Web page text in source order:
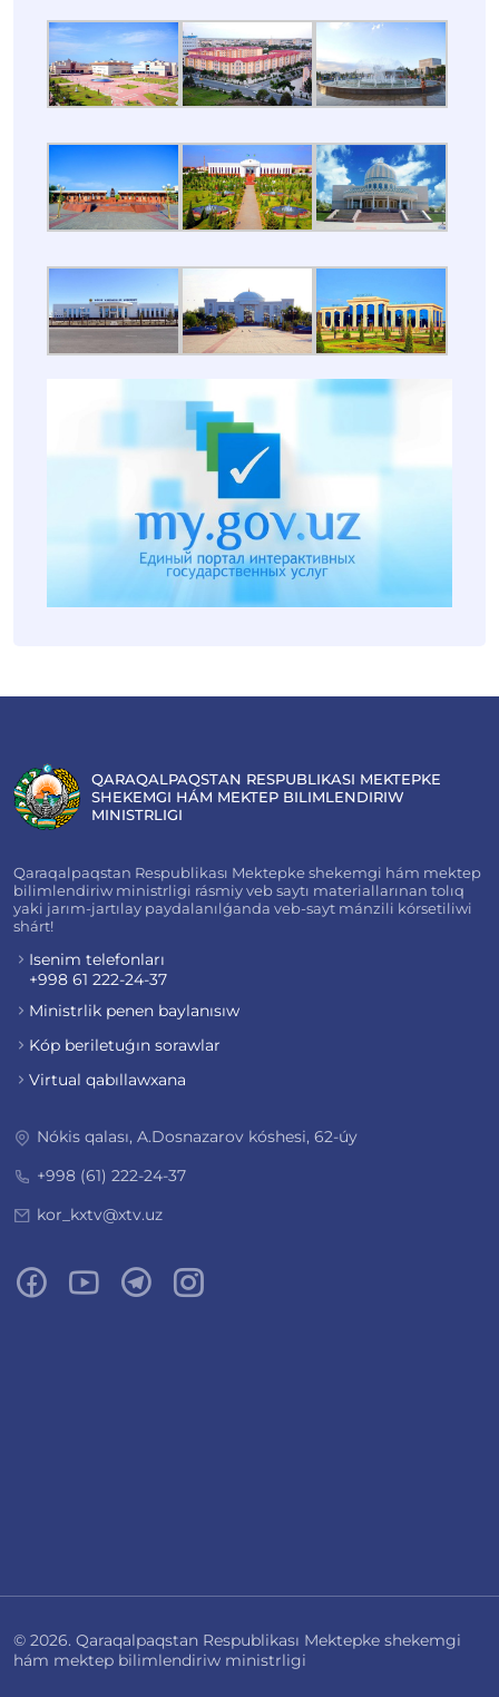
QARAQALPAQSTAN RESPUBLIKASI MEKTEPKE
SHEKEMGI HÁM MEKTEP BILIMLENDIRIW
MINISTRLIGI
Qaraqalpaqstan Respublikası Mektepke shekemgi hám mektep
bilimlendiriw ministrligi rásmiy veb saytı materiallarınan tolıq
yaki jarım-jartılay paydalanılǵanda veb-sayt mánzili kórsetiliwi
shárt!
Isenim telefonları
+998 61 222-24-37
Ministrlik penen baylanısıw
Kóp beriletuǵın sorawlar
Virtual qabıllawxana
Nókis qalası, A.Dosnazarov kóshesi, 62-úy
+998 (61) 222-24-37
kor_kxtv@xtv.uz
© 2026. Qaraqalpaqstan Respublikası Mektepke shekemgi
hám mektep bilimlendiriw ministrligi